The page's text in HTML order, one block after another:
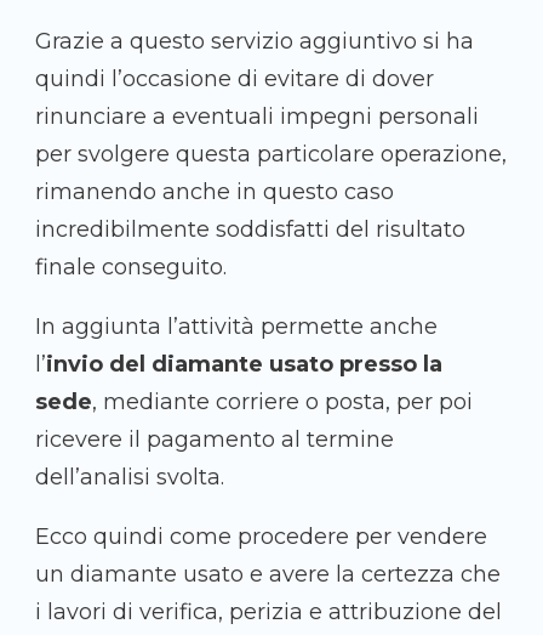
Grazie a questo servizio aggiuntivo si ha
quindi l’occasione di evitare di dover
rinunciare a eventuali impegni personali
per svolgere questa particolare operazione,
rimanendo anche in questo caso
incredibilmente soddisfatti del risultato
finale conseguito.
In aggiunta l’attività permette anche
l’invio del diamante usato presso la
sede, mediante corriere o posta, per poi
ricevere il pagamento al termine
dell’analisi svolta.
Ecco quindi come procedere per vendere
un diamante usato e avere la certezza che
i lavori di verifica, perizia e attribuzione del